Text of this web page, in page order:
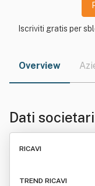
Iscriviti gratis per
Overview
Dati
RICAVI
TREND RICAVI